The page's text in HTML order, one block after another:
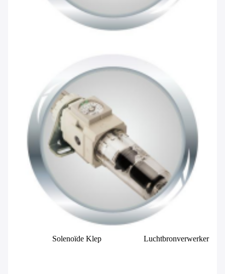
Solenoïde Klep Luchtbronverwerker